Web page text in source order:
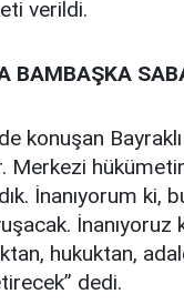
verildi.
BAMBAŞKA
konuşan
Merkezi
İnanıyorum
hukuktan,
dedi.